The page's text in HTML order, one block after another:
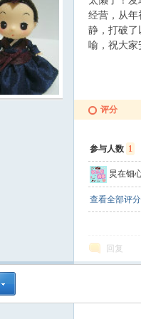
经营，从年
静，打破了
喻，祝大家
评分
参与人数 1
炅在钿
查看全部评分
回复